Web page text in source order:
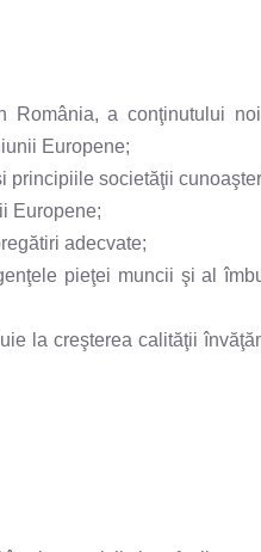
România, a conţinutului
Europene;
principiile societăţii
Europene;
adecvate;
pieţei muncii şi al
la creşterea calităţii